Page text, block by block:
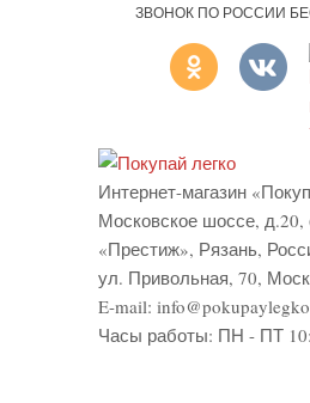
ЗВОНОК ПО РОССИИ
Интернет-магазин
Московское шоссе, д.20,
«Престиж», Рязань,
ул. Привольная, 70,
E-mail:
Часы работы: ПН - ПТ